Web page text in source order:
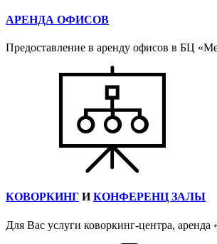
АРЕНДА ОФИСОВ
Предоставление в аренду офисов в БЦ
КОВОРКИНГ ИКОНФЕРЕНЦ ЗАЛЫ
Для Вас услуги коворкинг-центра,